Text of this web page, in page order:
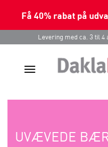
Få 40% rabat på
Levering med ca. 3 til
Toggle
UVÆVEDE